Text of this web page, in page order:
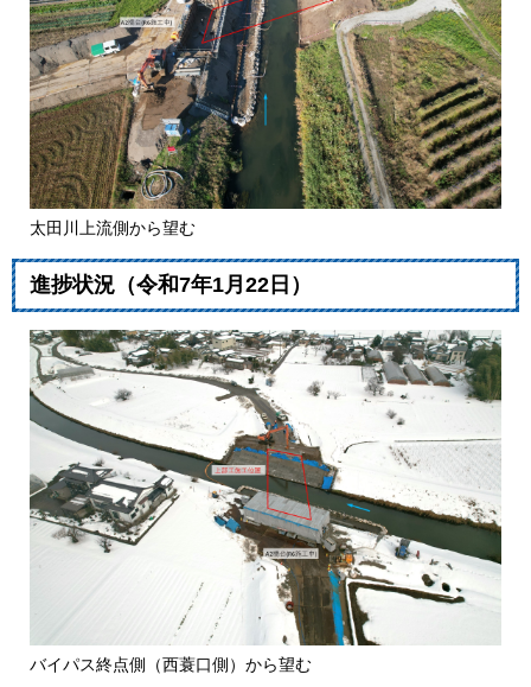
太田川上流側から望む
​進捗状況（令和7年1月22日）
バイパス終点側（西蓑口側）から望む